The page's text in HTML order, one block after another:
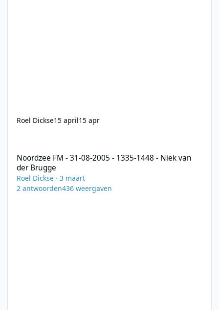
Roel Dickse15 april15 apr
Noordzee FM - 31-08-2005 - 1335-1448 - Niek van
der Brugge
Roel Dickse ·3 maart
2 antwoorden436 weergaven